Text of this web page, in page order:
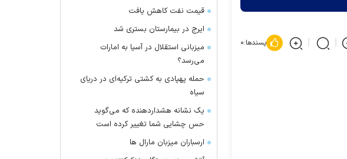
پسندها:۰
قیمت نفت کاهش یافت
ایرج در بیمارستان بستری شد
میزبانی استقلال در آسیا به امارات
می‌رسد؟
حمله پهپادی به کشتی ترکیه‌ای در دریای
سیاه
یک نشانه هشداردهنده که می‌گوید
حس چشایی شما تغییر کرده است
ارسباران میزبان مارال ها